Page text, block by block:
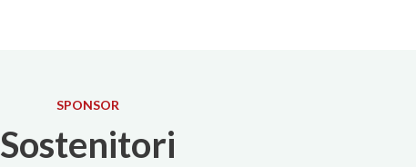
SPONSOR
Sostenitori